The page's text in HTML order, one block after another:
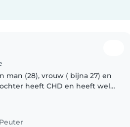
man (28), vrouw ( bijna 27) en
heeft CHD en heeft wel
Peuter